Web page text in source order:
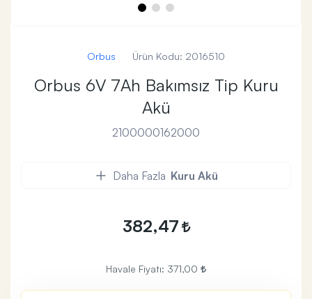
Orbus Ürün Kodu: 2016510
Orbus 6V 7Ah Bakımsız Tip Kuru
Akü
2100000162000
Daha Fazla Kuru Akü
382,47
Havale Fiyatı: 371,00